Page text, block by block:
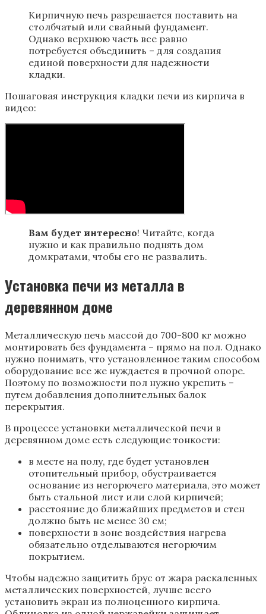
Кирпичную печь разрешается поставить на
столбчатый или свайный фундамент.
Однако верхнюю часть все равно
потребуется объединить – для создания
единой поверхности для надежности
кладки.
Пошаговая инструкция кладки печи из кирпича в
видео:
Вам будет интересно! Читайте, когда
нужно и как правильно поднять дом
домкратами, чтобы его не развалить.
Установка печи из металла в
деревянном доме
Металлическую печь массой до 700-800 кг можно
монтировать без фундамента – прямо на пол. Однако
нужно понимать, что установленное таким способом
оборудование все же нуждается в прочной опоре.
Поэтому по возможности пол нужно укрепить –
путем добавления дополнительных балок
перекрытия.
В процессе установки металлической печи в
деревянном доме есть следующие тонкости:
в месте на полу, где будет установлен
отопительный прибор, обустраивается
основание из негорючего материала, это может
быть стальной лист или слой кирпичей;
расстояние до ближайших предметов и стен
должно быть не менее 30 см;
поверхности в зоне воздействия нагрева
обязательно отделываются негорючим
покрытием.
Чтобы надежно защитить брус от жара раскаленных
металлических поверхностей, лучше всего
установить экран из полноценного кирпича.